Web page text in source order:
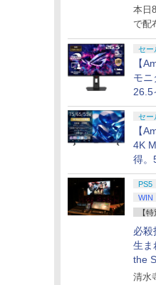
典と
本日
で配
セー
【
モニ
26.5
ー「
お
セー
【
4K
得。
の
ップ
PS5
WIN
【
必殺
生ま
the
を目
清水